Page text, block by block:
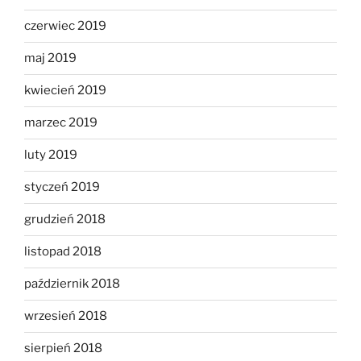
czerwiec 2019
maj 2019
kwiecień 2019
marzec 2019
luty 2019
styczeń 2019
grudzień 2018
listopad 2018
październik 2018
wrzesień 2018
sierpień 2018